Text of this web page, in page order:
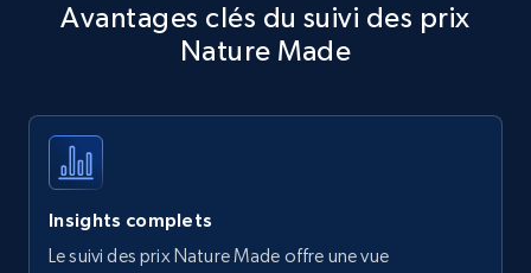
Avantages clés du suivi des prix
Nature Made
Insights complets
Le suivi des prix Nature Made offre une vue